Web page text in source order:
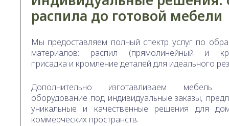
распила до готовой мебели
Мы предоставляем полный спектр услуг по
материалов: распил (прямолинейный и
присадка и кромление деталей для идеального
Дополнительно изготавливаем
оборудование под индивидуальные заказы,
уникальные и качественные решения для
коммерческих пространств.